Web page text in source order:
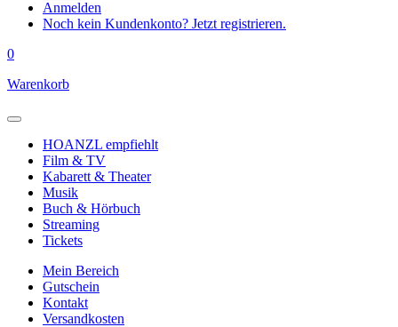
Anmelden
Noch kein Kundenkonto? Jetzt registrieren.
0
Warenkorb
HOANZL empfiehlt
Film & TV
Kabarett & Theater
Musik
Buch & Hörbuch
Streaming
Tickets
Mein Bereich
Gutschein
Kontakt
Versandkosten